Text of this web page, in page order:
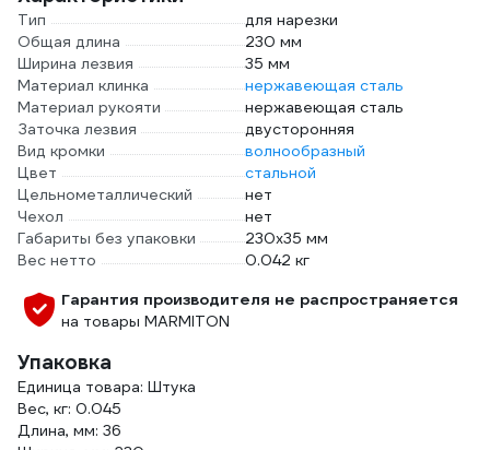
Тип
для нарезки
Общая длина
230 мм
Ширина лезвия
35 мм
Материал клинка
нержавеющая сталь
Материал рукояти
нержавеющая сталь
Заточка лезвия
двусторонняя
Вид кромки
волнообразный
Цвет
стальной
Цельнометаллический
нет
Чехол
нет
Габариты без упаковки
230х35 мм
Вес нетто
0.042 кг
Гарантия производителя не распространяется
на товары MARMITON
Упаковка
Единица товара: Штука
Вес, кг: 0.045
Длина, мм: 36